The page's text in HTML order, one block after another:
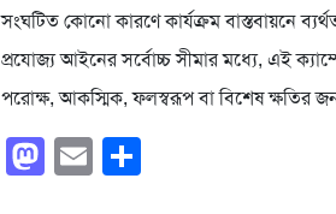
সংঘটিত কোনো কারণে কার্যক্রম বাস্তবায়নে
প্রযোজ্য আইনের সর্বোচ্চ সীমার মধ্যে, এই
পরোক্ষ, আকস্মিক, ফলস্বরূপ বা বিশেষ ক্ষতির
Facebook
Mastodon
Email